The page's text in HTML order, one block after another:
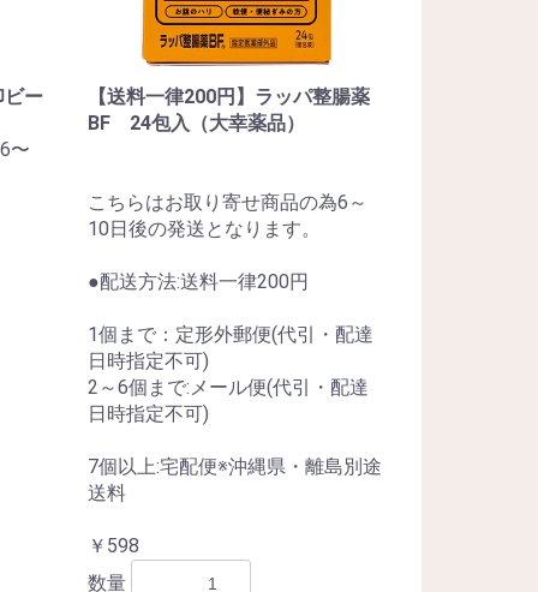
ー
〜
【送料一律200円】ラッパ整腸薬
BF 24包入（大幸薬品）
こちらはお取り寄せ商品の為6～
10日後の発送となります。
●配送方法:送料一律200円
1個まで：定形外郵便(代引・配達
日時指定不可)
2～6個まで:メール便(代引・配達
日時指定不可)
7個以上:宅配便※沖縄県・離島別途
送料
￥598
数量